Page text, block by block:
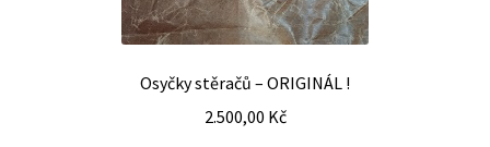
Osyčky stěračů – ORIGINÁL !
2.500,00 Kč